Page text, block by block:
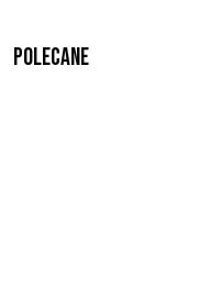
Polecane